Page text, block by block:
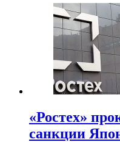
«Ростех»
санкции